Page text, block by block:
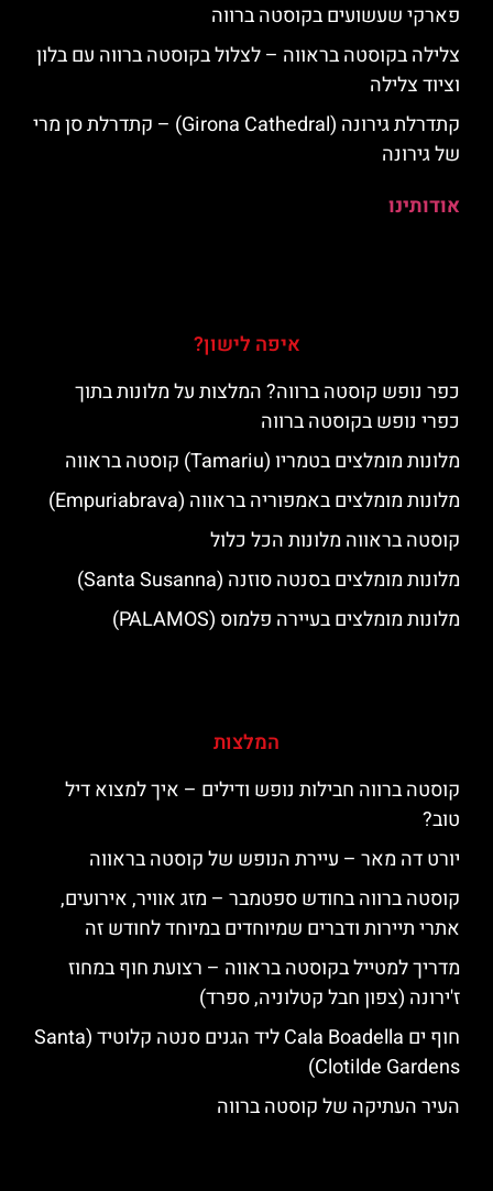
פארקי שעשועים בקוסטה ברווה
צלילה בקוסטה בראווה – לצלול בקוסטה ברווה עם בלון
וציוד צלילה
קתדרלת גירונה (Girona Cathedral) – קתדרלת סן מרי
של גירונה
אודותינו
איפה לישון?
כפר נופש קוסטה ברווה? המלצות על מלונות בתוך
כפרי נופש בקוסטה ברווה
מלונות מומלצים בטמריו (Tamariu) קוסטה בראווה
מלונות מומלצים באמפוריה בראווה (Empuriabrava)
קוסטה בראווה מלונות הכל כלול
מלונות מומלצים בסנטה סוזנה (Santa Susanna)
מלונות מומלצים בעיירה פלמוס (PALAMOS)
המלצות
קוסטה ברווה חבילות נופש ודילים – איך למצוא דיל
טוב?
יורט דה מאר – עיירת הנופש של קוסטה בראווה
קוסטה ברווה בחודש ספטמבר – מזג אוויר, אירועים,
אתרי תיירות ודברים שמיוחדים במיוחד לחודש זה
מדריך למטייל בקוסטה בראווה – רצועת חוף במחוז
ז'ירונה (צפון חבל קטלוניה, ספרד)
חוף ים Cala Boadella ליד הגנים סנטה קלוטיד (Santa
Clotilde Gardens)
העיר העתיקה של קוסטה ברווה